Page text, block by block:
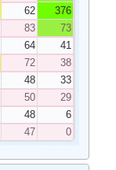
62
376
83
73
64
41
72
38
48
33
50
29
48
6
47 0